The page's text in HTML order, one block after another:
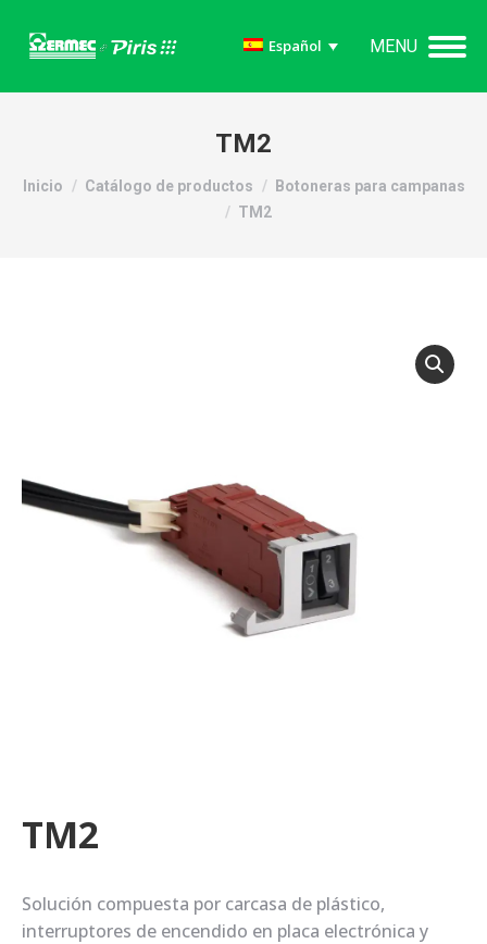
MENU
Español
TM2
Estás aquí:
Inicio Catálogo de productos
Botoneras para campanas
TM2
TM2
Solución compuesta por carcasa de plástico,
interruptores de encendido en placa electrónica y